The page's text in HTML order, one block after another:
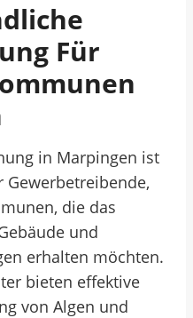
Für
in Marpingen ist
die das
und
erhalten möchten.
bieten effektive
von Algen und